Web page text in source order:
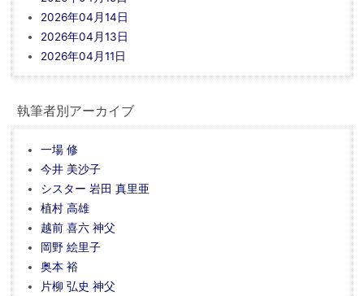
2026年04月14日
2026年04月13日
2026年04月11日
執筆者別アーカイブ
一場 修
今井 美沙子
シスター 岩田 真里亜
植村 高雄
越前 喜六 神父
岡野 絵里子
奥本 裕
片柳 弘史 神父